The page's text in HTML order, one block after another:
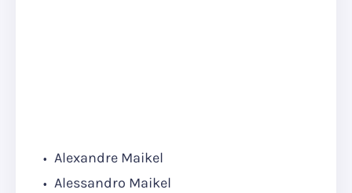
Alexandre Maikel
Alessandro Maikel